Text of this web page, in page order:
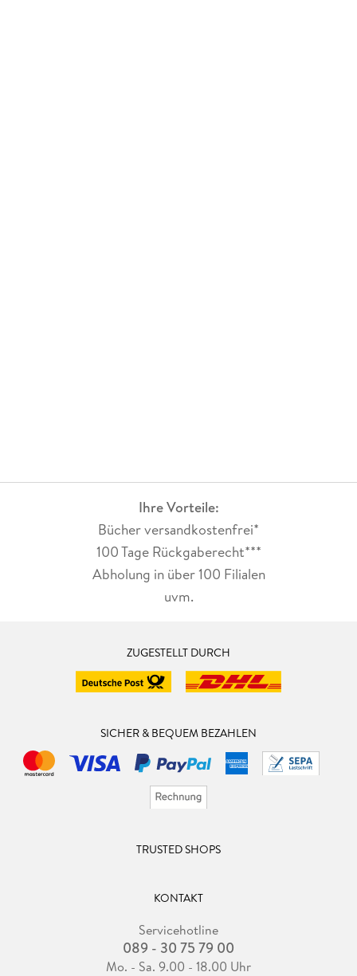
Ihre Vorteile:
Bücher versandkostenfrei*
100 Tage Rückgaberecht***
Abholung in über 100 Filialen
uvm.
ZUGESTELLT DURCH
SICHER & BEQUEM BEZAHLEN
TRUSTED SHOPS
KONTAKT
Servicehotline
089 - 30 75 79 00
Mo. - Sa. 9.00 - 18.00 Uhr